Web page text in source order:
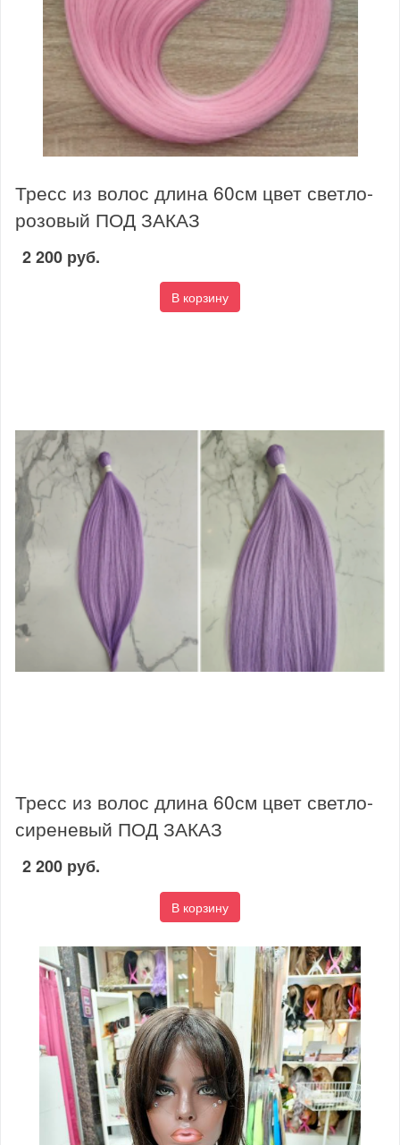
Тресс из волос длина 60см цвет светло-
розовый ПОД ЗАКАЗ
2 200 руб.
В корзину
Тресс из волос длина 60см цвет светло-
сиреневый ПОД ЗАКАЗ
2 200 руб.
В корзину